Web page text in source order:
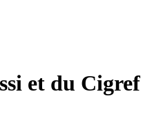
et du Cigref